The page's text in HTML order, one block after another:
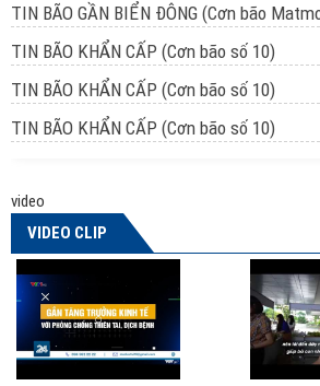
TIN BÃO GẦN BIỂN ĐÔNG (Cơn bão
TIN BÃO KHẨN CẤP (Cơn bão số 10)
TIN BÃO KHẨN CẤP (Cơn bão số 10)
TIN BÃO KHẨN CẤP (Cơn bão số 10)
video
VIDEO CLIP